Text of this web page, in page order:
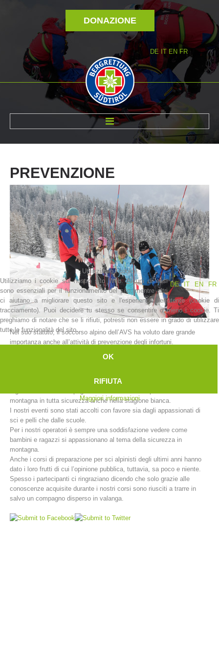
DONAZIONE
DE IT EN FR
La storia
PREVENZIONE
Nel suo statuto, il soccorso alpino dell’AVS ha voluto dare grande
importanza anche all’attività di prevenzione degli infortuni.
un importante servizio di informazione che va debitamente
Ogni anno all’inizio della stagione invernale, le nostre stazioni
montagna in tutta sicurezza anche nella stagione bianca.
I nostri eventi sono stati accolti con favore sia dagli appassionati di
sci e pelli che dalle scuole.
Per i nostri operatori è sempre una soddisfazione vedere come
bambini e ragazzi si appassionano al tema della sicurezza in
montagna.
Anche i corsi di preparazione per sci alpinisti degli ultimi anni hanno
dato i loro frutti di cui l’opinione pubblica, tuttavia, sa poco e niente.
Spesso i partecipanti ci ringraziano dicendo che solo grazie alle
conoscenze acquisite durante i nostri corsi sono riusciti a trarre in
salvo un compagno disperso in valanga.
Utilizziamo i cookie
DE
IT EN FR
Utilizziamo i cookie sul nostro sito Web. Alcuni di essi
sono essenziali per il funzionamento del sito, mentre altri
ci aiutano a migliorare questo sito e l'esperienza dell'utente (cookie di
tracciamento). Puoi decidere tu stesso se consentire o meno i cookie. Ti
preghiamo di notare che se li rifiuti, potresti non essere in grado di utilizzare
tutte le funzionalità del sito.
OK
RIFIUTA
Maggiori informazioni